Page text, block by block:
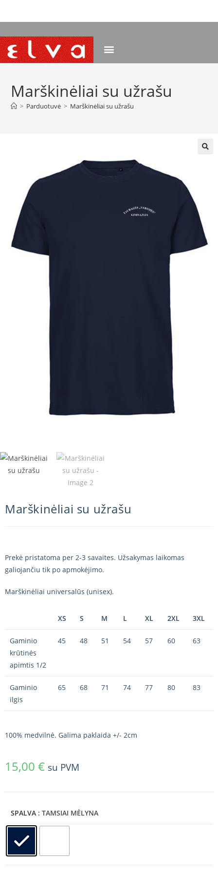
Marškinėliai su užrašu
> Parduotuvė > Marškinėliai su užrašu
Marškinėliai su užrašu
Prekė pristatoma per 2-3 savaites. Užsakymas laikomas
galiojančiu tik po apmokėjimo.
Marškinėliai universalūs (unisex).
XS S M L XL 2XL 3XL
Gaminio
krūtinės
apimtis 1/2
45 48 51 54 57 60 63
Gaminio
ilgis
65 68 71 74 77 80 83
100% medvilnė. Galima paklaida +/- 2cm
15,00 € su PVM
SPALVA : TAMSIAI MĖLYNA